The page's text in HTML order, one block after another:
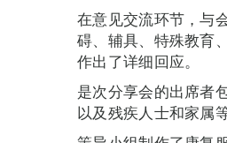
在意见交流环节，与
碍、辅具、特殊教育
作出了详细回应。
是次分享会的出席者
以及残疾人士和家属